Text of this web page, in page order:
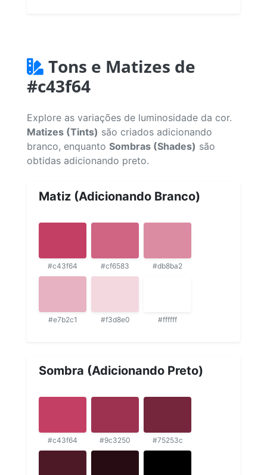
Tons e Matizes de
#c43f64
Explore as variações de luminosidade da cor.
Matizes (Tints) são criados adicionando
branco, enquanto Sombras (Shades) são
obtidas adicionando preto.
Matiz (Adicionando Branco)
#c43f64 #cf6583 #db8ba2
#e7b2c1 #f3d8e0 #ffffff
Sombra (Adicionando Preto)
#c43f64 #9c3250 #75253c